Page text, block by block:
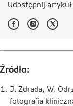
Udostępnij artykuł
Facebook
-
się
nowej
karcie
Instagram
-
się
-
się
Źródła:
J. Zdrada, W.
fotografia